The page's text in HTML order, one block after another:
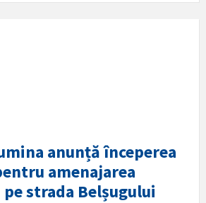
anunță începerea
amenajarea
strada Belșugului